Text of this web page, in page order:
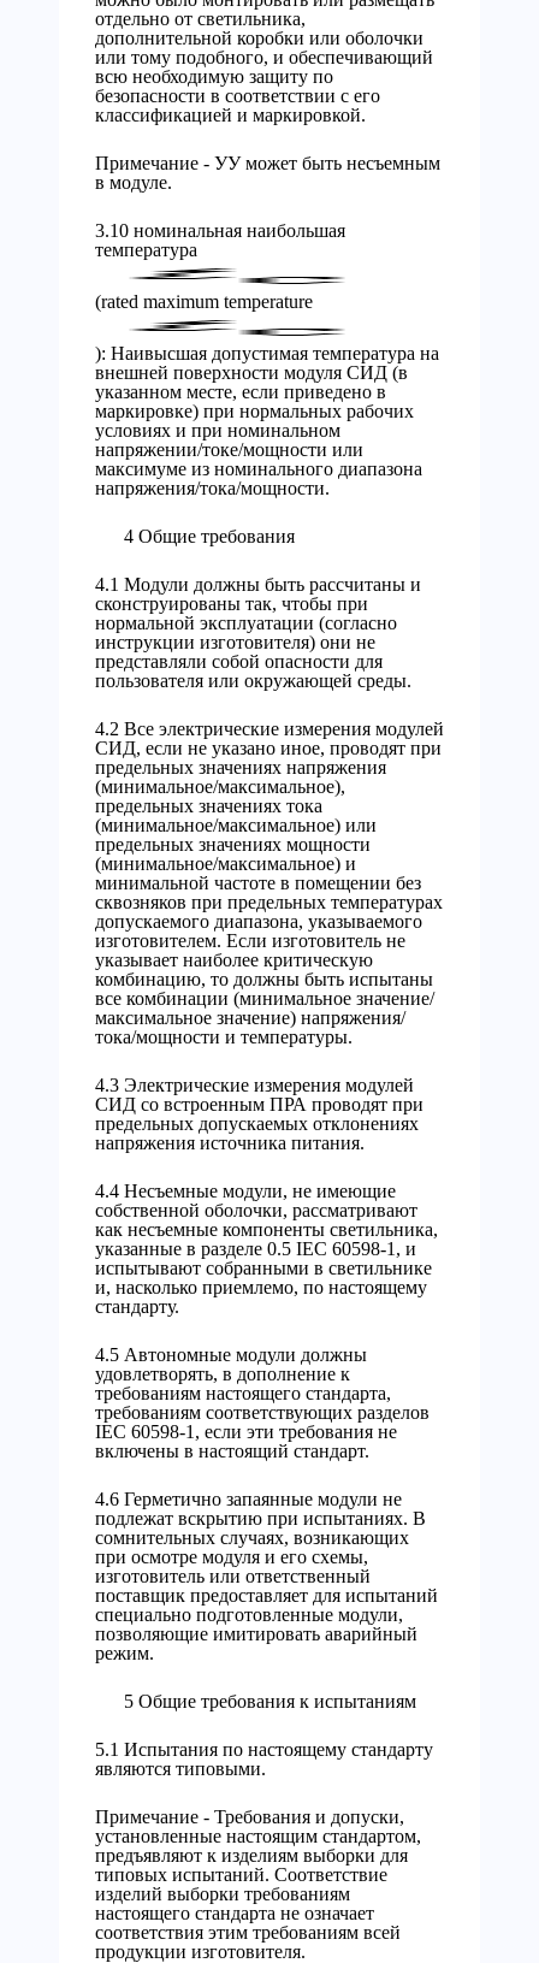
отдельно от светильника,
дополнительной коробки или оболочки
или тому подобного, и обеспечивающий
всю необходимую защиту по
безопасности в соответствии с его
классификацией и маркировкой.
Примечание - УУ может быть несъемным
в модуле.
3.10 номинальная наибольшая
температура
(rated maximum temperature
): Наивысшая допустимая температура на
внешней поверхности модуля СИД (в
указанном месте, если приведено в
маркировке) при нормальных рабочих
условиях и при номинальном
напряжении/токе/мощности или
максимуме из номинального диапазона
напряжения/тока/мощности.
4 Общие требования
4.1 Модули должны быть рассчитаны и
сконструированы так, чтобы при
нормальной эксплуатации (согласно
инструкции изготовителя) они не
представляли собой опасности для
пользователя или окружающей среды.
4.2 Все электрические измерения модулей
СИД, если не указано иное, проводят при
предельных значениях напряжения
(минимальное/максимальное),
предельных значениях тока
(минимальное/максимальное) или
предельных значениях мощности
(минимальное/максимальное) и
минимальной частоте в помещении без
сквозняков при предельных температурах
допускаемого диапазона, указываемого
изготовителем. Если изготовитель не
указывает наиболее критическую
комбинацию, то должны быть испытаны
все комбинации (минимальное значение/
максимальное значение) напряжения/
тока/мощности и температуры.
4.3 Электрические измерения модулей
СИД со встроенным ПРА проводят при
предельных допускаемых отклонениях
напряжения источника питания.
4.4 Несъемные модули, не имеющие
собственной оболочки, рассматривают
как несъемные компоненты светильника,
указанные в разделе 0.5 IEC 60598-1, и
испытывают собранными в светильнике
и, насколько приемлемо, по настоящему
стандарту.
4.5 Автономные модули должны
удовлетворять, в дополнение к
требованиям настоящего стандарта,
требованиям соответствующих разделов
IEC 60598-1, если эти требования не
включены в настоящий стандарт.
4.6 Герметично запаянные модули не
подлежат вскрытию при испытаниях. В
сомнительных случаях, возникающих
при осмотре модуля и его схемы,
изготовитель или ответственный
поставщик предоставляет для испытаний
специально подготовленные модули,
позволяющие имитировать аварийный
режим.
5 Общие требования к испытаниям
5.1 Испытания по настоящему стандарту
являются типовыми.
Примечание - Требования и допуски,
установленные настоящим стандартом,
предъявляют к изделиям выборки для
типовых испытаний. Соответствие
изделий выборки требованиям
настоящего стандарта не означает
соответствия этим требованиям всей
продукции изготовителя.